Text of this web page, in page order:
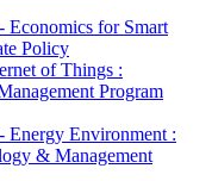
Economics for Smart
Policy
of Things :
Program
Energy Environment :
& Management